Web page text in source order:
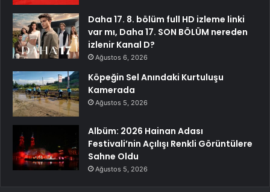
Daha 17. 8. bölüm full HD izleme linki
var mı, Daha 17. SON BÖLÜM nereden
izlenir Kanal D?
Ağustos 6, 2026
Köpeğin Sel Anındaki Kurtuluşu
Kamerada
Ağustos 5, 2026
Albüm: 2026 Hainan Adası
Festivali’nin Açılışı Renkli Görüntülere
Sahne Oldu
Ağustos 5, 2026